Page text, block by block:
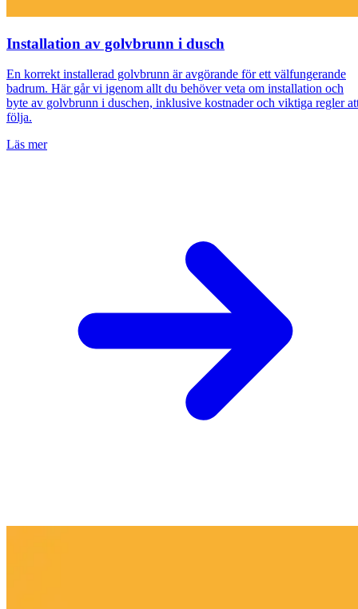
Installation av golvbrunn i dusch
En korrekt installerad golvbrunn är avgörande för ett välfungerande
badrum. Här går vi igenom allt du behöver veta om installation och
byte av golvbrunn i duschen, inklusive kostnader och viktiga regler
följa.
Läs mer